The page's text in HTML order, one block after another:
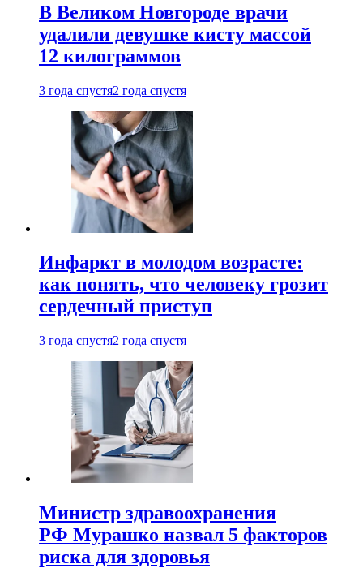
В Великом Новгороде врачи
удалили девушке кисту массой
12 килограммов
3 года спустя2 года спустя
Инфаркт в молодом возрасте:
как понять, что человеку грозит
сердечный приступ
3 года спустя2 года спустя
Министр здравоохранения
РФ Мурашко назвал 5 факторов
риска для здоровья